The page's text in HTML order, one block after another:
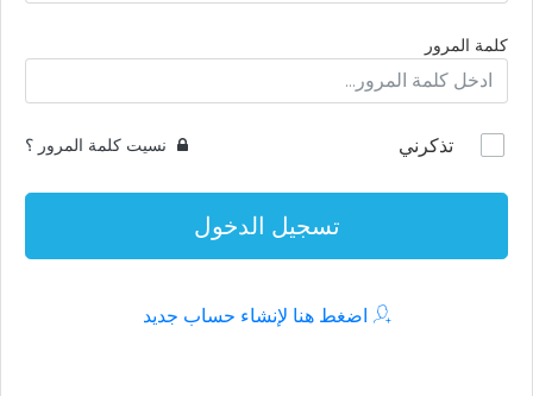
كلمة المرور
تذكرني نسيت كلمة المرور ؟
تسجيل الدخول
اضغط هنا لإنشاء حساب جديد